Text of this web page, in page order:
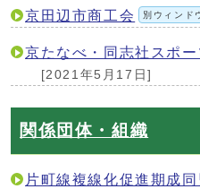
京田辺市商工会 別ウィンド
京たなべ・同志社スポ
[2021年5月17日]
関係団体・組織
片町線複線化促進期成同